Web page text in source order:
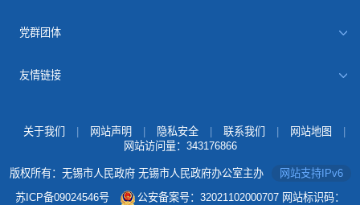
党群团体
友情链接
关于我们 网站声明 隐私安全 联系我们 网站地图
网站访问量： 343176866
版权所有：无锡市人民政府 无锡市人民政府办公室主办
网站支持IPv6
苏ICP备09024546号
公安备案号：32021102000707 网站标识码：